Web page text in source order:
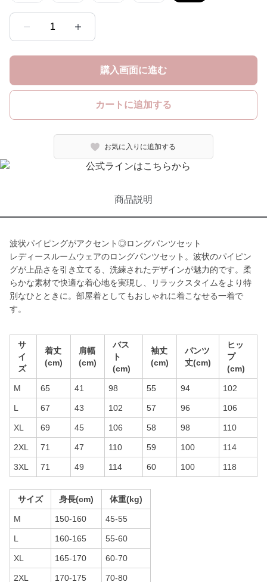
1
購入画面に進む
カートに追加する
お気に入りに追加する
商品説明
波状パイピングがアクセント◎ロングパンツセット
レディースルームウェアのロングパンツセット。波状のパイピン
グが上品さを引き立てる、洗練されたデザインが魅力的です。柔
らかな素材で快適な着心地を実現し、リラックスタイムをより特
別なひとときに。部屋着としてもおしゃれに着こなせる一着で
す。
サ
イ
ズ
着丈
(cm)
肩幅
(cm)
バス
ト
(cm)
袖丈
(cm)
パンツ
丈(cm)
ヒッ
プ
(cm)
M 65 41 98 55 94 102
L 67 43 102 57 96 106
XL 69 45 106 58 98 110
2XL 71 47 110 59 100 114
3XL 71 49 114 60 100 118
サイズ 身長(cm) 体重(kg)
M 150-160 45-55
L 160-165 55-60
XL 165-170 60-70
2XL 170-175 70-80